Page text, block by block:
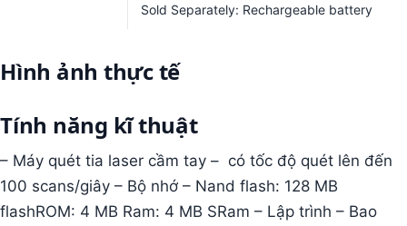
Sold Separately: Rechargeable battery
Hình ảnh thực tế
Tính năng kĩ thuật
– Máy quét tia laser cầm tay – có tốc độ quét lên đến
100 scans/giây – Bộ nhớ – Nand flash: 128 MB
flashROM: 4 MB Ram: 4 MB SRam – Lập trình – Bao